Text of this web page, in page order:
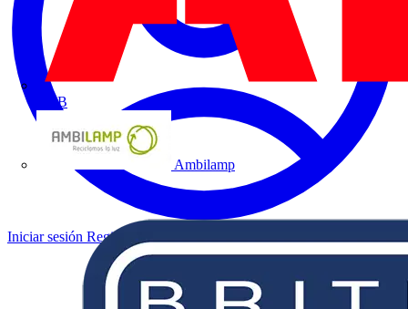
ABB
Ambilamp
Iniciar sesión Registrarse